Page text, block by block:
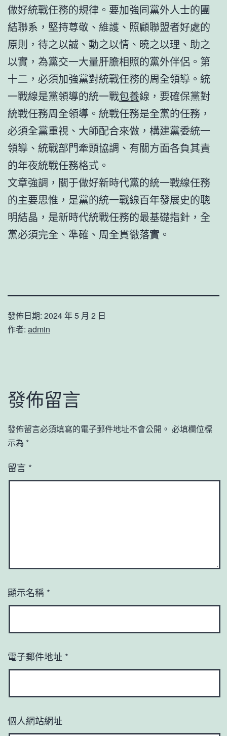
做好統戰任務的規律。要加強同黨外人士的團
結聯系，堅持尊敬、維護、照顧聯盟者好處的
原則，待之以誠、動之以情、曉之以理、助之
以實，為黨交一大量肝膽相照的黨外伴侶。第
十二，必須加強黨對統戰任務的周全領導。統
一戰線是黨領導的統一戰包養線，要確保黨對
統戰任務周全領導。統戰任務是全黨的任務，
必須全黨重視、大師配合來做，構建黨委統一
領導、統戰部門牽頭協調、有關方面各負其責
的年夜統戰任務格式。
文章強調，關于做好新時代黨的統一戰線任務
的主要思惟，是黨的統一戰線百年發展史的聰
明結晶，是新時代統戰任務的最基礎指針，全
黨必須完全、準確、周全貫徹落實。
發佈日期: 2024 年 5 月 2 日
作者: admin
發佈留言
發佈留言必須填寫的電子郵件地址不會公開。 必填欄位標
示為 *
留言 *
顯示名稱 *
電子郵件地址 *
個人網站網址